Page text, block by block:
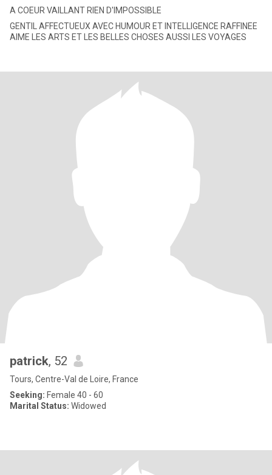
A COEUR VAILLANT RIEN D'IMPOSSIBLE
GENTIL AFFECTUEUX AVEC HUMOUR ET INTELLIGENCE RAFFINEE
AIME LES ARTS ET LES BELLES CHOSES AUSSI LES VOYAGES
patrick, 52
Tours, Centre-Val de Loire, France
Seeking: Female 40 - 60
Marital Status: Widowed